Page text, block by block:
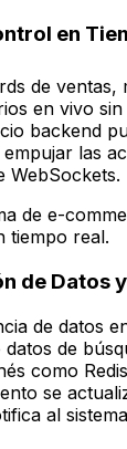
en
de ventas,
en vivo
backend
las
WebSockets.
de e-
tiempo real.
de Datos
de datos
datos de
como
se
al